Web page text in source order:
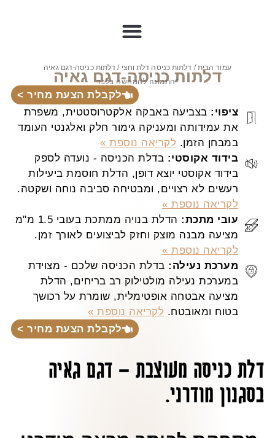
ציפוי: בצביעה באבקה אלקטרוסטטית, משפרת
את עמידותה ומעניקה גימור חלק ואלגנטי העומד
במבחן הזמן. לקריאה נוספת »
בידוד אקוסטי: בדלת הכניסה - נועדה לספק
בידוד אקוסטי יוצא דופן, הדלת חוסמת ביעילות
רעשים לא רצויים, ומבטיחה סביבה נוחה ושקטה.
לקריאה נוספת »
עובי מתכת:
הדלת בנויה ממתכת בעובי 1.5 מ"מ
מציעה מבנה מוצק וחזק לביצועים לאורך זמן.
לקריאה נוספת »
מערכת נעילה: בדלת הכניסה שלכם - מצוידת
במערכת נעילה מולטילוק רב בריחים, הדלת
מציעה אבטחה אופטימלית, שומרת על רכושך
בטוח ומאובטח. לקריאה נוספת »
לקבלת הצעת מחיר >
דלת כניסה מעוצבת – דגם גאיה
בסגנון מודרני.
עמוד הבית/ דלתות כניסה דלת וחצי / דלתות כניסה-דגם גאיה
דלתות כניסה-דגם גאיה
*התמונה להמחשה בלבד
לקבלת הצעת מחיר >